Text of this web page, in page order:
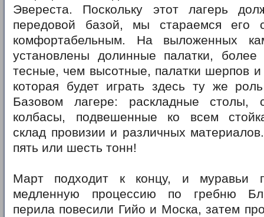
Эвереста. Поскольку этот лагерь
передовой базой, мы стараемся его
комфортабельным. На выложенных
установлены долинные палатки,
тесные, чем высотные, палатки шерпов и
которая будет играть здесь ту же
Базовом лагере: раскладные столы,
колбасы, подвешенные ко всем
склад провизии и различных
пять или шесть тонн!
Март подходит к концу, и муравьи
медленную процессию по гребню
перила повесили Гийо и Моска, затем